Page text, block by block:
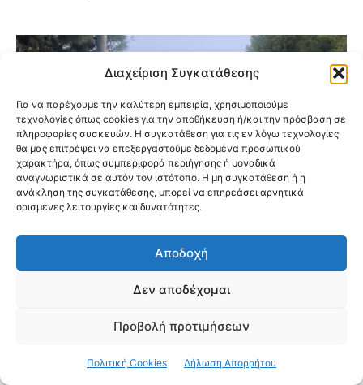
Διαχείριση Συγκατάθεσης
Για να παρέχουμε την καλύτερη εμπειρία, χρησιμοποιούμε
τεχνολογίες όπως cookies για την αποθήκευση ή/και την πρόσβαση σε
πληροφορίες συσκευών. Η συγκατάθεση για τις εν λόγω τεχνολογίες
θα μας επιτρέψει να επεξεργαστούμε δεδομένα προσωπικού
χαρακτήρα, όπως συμπεριφορά περιήγησης ή μοναδικά
αναγνωριστικά σε αυτόν τον ιστότοπο. Η μη συγκατάθεση ή η
ανάκληση της συγκατάθεσης, μπορεί να επηρεάσει αρνητικά
ορισμένες λειτουργίες και δυνατότητες.
Αποδοχή
Δεν αποδέχομαι
Προβολή προτιμήσεων
Πολιτική Cookies Δήλωση Απορρήτου
Νέα Φιλαδέλφεια: Μεγάλο δέντρο
συγκρατήθηκε στα καλώδια του τρόλεϊ
και δεν έπεσε στον δρόμο